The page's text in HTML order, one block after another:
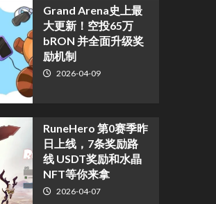
Grand Arena史上最
大更新！空投65万
bRON 并全面升级奖
励机制
2026-04-09
RuneHero 第0赛季昨
日上线，7条奖励路
线 USDT奖励和水晶
NFT等你来拿
2026-04-07